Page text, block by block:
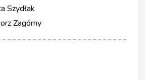
Szydłak
Zagórny